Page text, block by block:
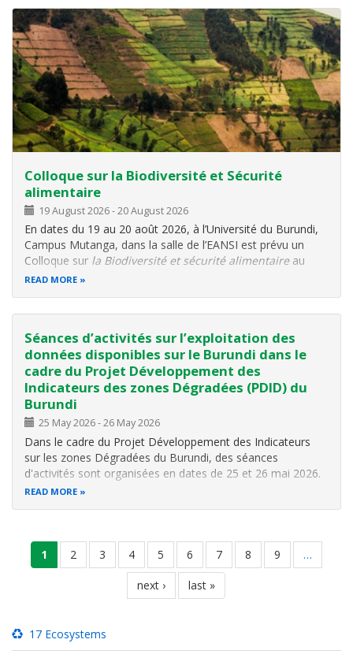
Colloque sur la Biodiversité et Sécurité
alimentaire
19 August 2026-20 August 2026
En dates du 19 au 20 août 2026, à l’Université du Burundi,
Campus Mutanga, dans la salle de l’EANSI est prévu un
Colloque sur la Biodiversité et sécurité alimentaireau
Burundi, 2026. Le colloque est organisé par l’université du
READ MORE
Séances d’activités sur l’exploitation des
données disponibles sur le Burundi dans le
cadre du Projet Développement des
Indicateurs des zones Dégradées (PDID) du
Burundi
25 May 2026-26 May 2026
Dans le cadre du Projet Développement des Indicateurs
sur les zones Dégradées du Burundi, des séances
d'activités sont organisées en dates de 25 et 26 mai 2026.
Ces séances auront lieu dans le Centre d'information
READ MORE
Pagination
current
page
1 page
2 page
3 page
4 page
5 page
6 page
7 page
8 page
9 …
next
page
next ›
last
page
last »
17 Ecosystems